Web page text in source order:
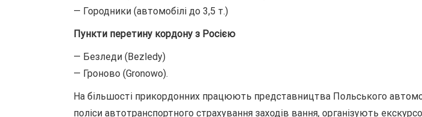
— Городники (автомобілі до 3,5 т.)
Пункти перетину кордону з Росією
— Безледи (Bezledy)
— Гроново (Gronowo).
На більшості прикордонних працюють представництва Польського
поліси автотранспортного страхування заходів вання, організують